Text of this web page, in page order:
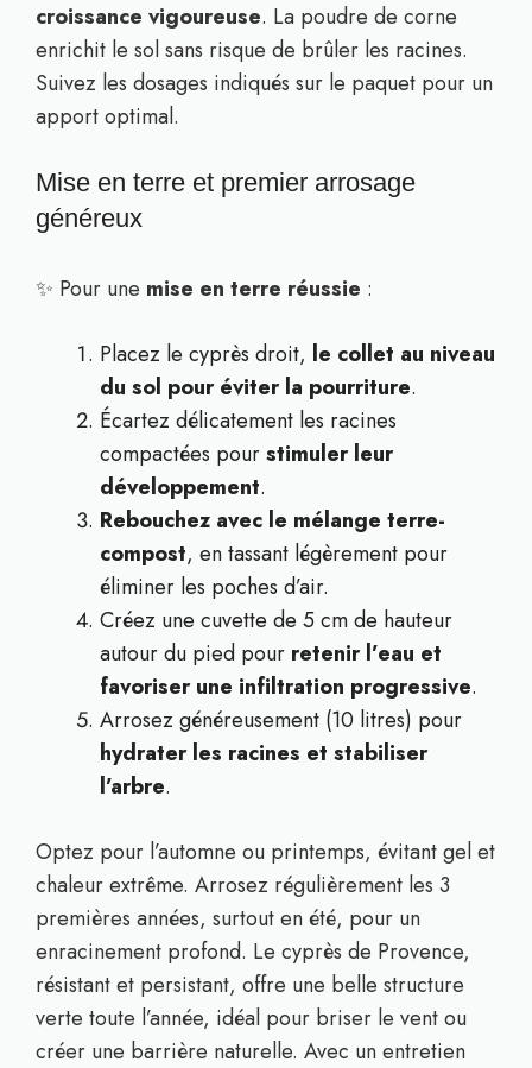
croissance vigoureuse. La poudre de corne
enrichit le sol sans risque de brûler les racines.
Suivez les dosages indiqués sur le paquet pour un
apport optimal.
Mise en terre et premier arrosage
généreux
✨ Pour une mise en terre réussie :
Placez le cyprès droit, le collet au niveau
du sol pour éviter la pourriture.
Écartez délicatement les racines
compactées pourstimuler leur
développement.
Rebouchez avec le mélange terre-
compost, en tassant légèrement pour
éliminer les poches d’air.
Créez une cuvette de 5 cm de hauteur
autour du pied pour retenir l’eau et
favoriser une infiltration progressive.
Arrosez généreusement (10 litres) pour
hydrater les racines et stabiliser
l’arbre.
Optez pour l’automne ou printemps, évitant gel et
chaleur extrême. Arrosez régulièrement les 3
premières années, surtout en été, pour un
enracinement profond. Le cyprès de Provence,
résistant et persistant, offre une belle structure
verte toute l’année, idéal pour briser le vent ou
créer une barrière naturelle. Avec un entretien